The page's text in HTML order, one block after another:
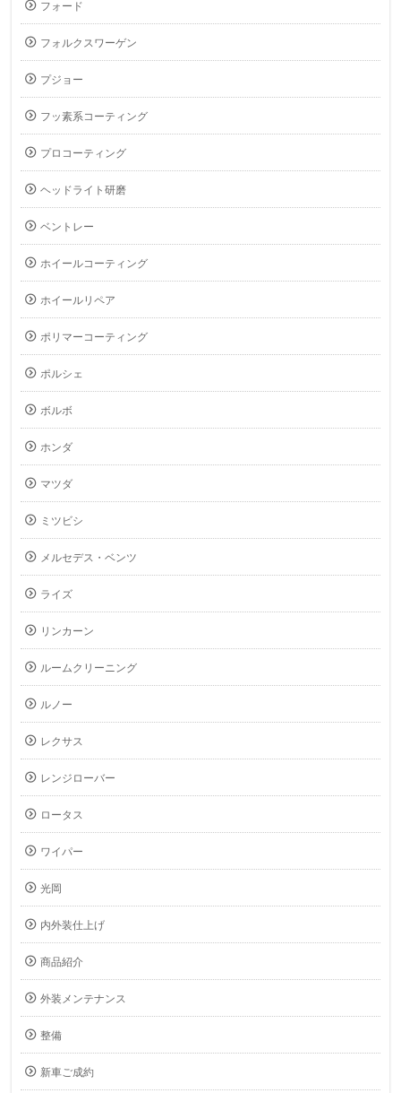
フォード
フォルクスワーゲン
プジョー
フッ素系コーティング
プロコーティング
ヘッドライト研磨
ベントレー
ホイールコーティング
ホイールリペア
ポリマーコーティング
ポルシェ
ボルボ
ホンダ
マツダ
ミツビシ
メルセデス・ベンツ
ライズ
リンカーン
ルームクリーニング
ルノー
レクサス
レンジローバー
ロータス
ワイパー
光岡
内外装仕上げ
商品紹介
外装メンテナンス
整備
新車ご成約